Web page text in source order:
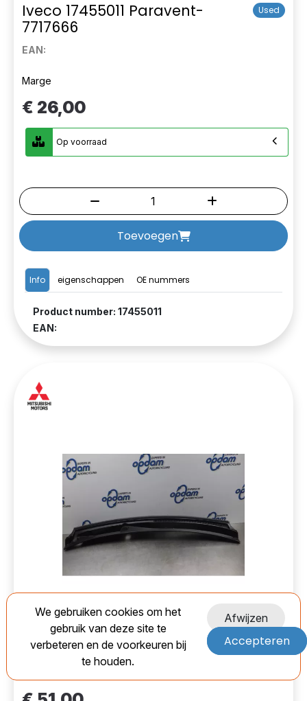
Iveco 17455011 Paravent-
7717666
Used
EAN:
Info eigenschappen OE nummers
Product number: 17455011
EAN:
Marge
€ 26,00
Op voorraad
Toevoegen
Mitsubishi 15075604 Paravent-
7867165
EAN:
We gebruiken cookies om het
gebruik van deze site te
verbeteren en de voorkeuren bij
te houden.
Afwijzen
Accepteren